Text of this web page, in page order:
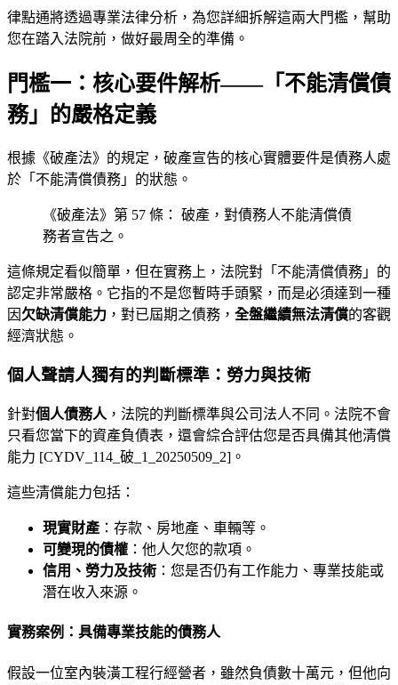
律點通將透過專業法律分析，為您詳細拆解這兩大門檻，幫助
您在踏入法院前，做好最周全的準備。
門檻一：核心要件解析——「不能清償債
務」的嚴格定義
根據《破產法》的規定，破產宣告的核心實體要件是債務人處
於「不能清償債務」的狀態。
《破產法》第 57 條： 破產，對債務人不能清償債
務者宣告之。
這條規定看似簡單，但在實務上，法院對「不能清償債務」的
認定非常嚴格。它指的不是您暫時手頭緊，而是必須達到一種
因 欠缺清償能力 ，對已屆期之債務， 全盤繼續無法清償的客觀
經濟狀態。
個人聲請人獨有的判斷標準：勞力與技術
針對個人債務人 ，法院的判斷標準與公司法人不同。法院不會
只看您當下的資產負債表，還會綜合評估您是否具備其他清償
能力 [CYDV_114_破_1_20250509_2]。
這些清償能力包括：
現實財產 ：存款、房地產、車輛等。
可變現的債權 ：他人欠您的款項。
信用、勞力及技術 ：您是否仍有工作能力、專業技能或
潛在收入來源。
實務案例：具備專業技能的債務人
假設一位室內裝潢工程行經營者，雖然負債數十萬元，但他向